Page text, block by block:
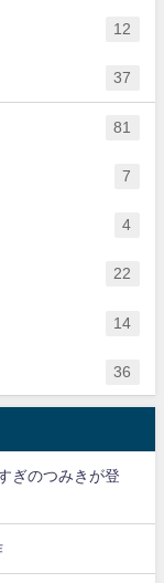
12
37
81
7
4
22
14
36
ぎのつみきが登